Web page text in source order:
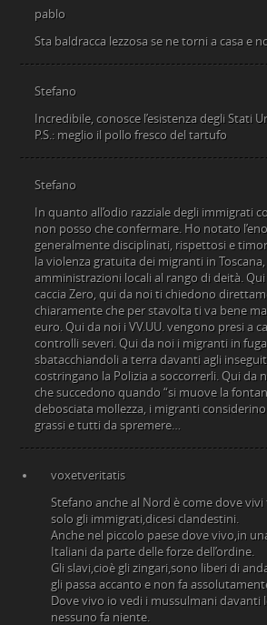
pablo
Sta baldracca lezzosa se ne torni a casa e
Stefano
Incredibile, conosce l’esistenza degli Stati
P.S.: meglio il pollo fresco del tartufo
Stefano
In quanto all’odio razziale degli immigrati
non posso che confermare. Ho notato
generalmente disciplinati, rispettosi e
la violenza gratuita dei migranti in
amministrazioni locali al rango di deità.
caccia Zero, qui da noi ti chiedono
chiaramente che per stavolta ti va bene
euro. Qui da noi i VV.UU. vengono presi a
controlli severi. Qui da noi i migranti in
sbatacchiandoli a terra davanti agli
costringano la Polizia a soccorrerli. Qui da
che succedono quando “si muove la
debosciata mollezza, i migranti
grassi e tutti da spremere…
voxetveritatis
Stefano anche al Nord è come dove
solo gli immigrati,dicesi clandestini.
Anche nel piccolo paese dove vivo,in
Italiani da parte delle forze dell’ordine.
Gli slavi,cioè gli zingari,sono liberi di
gli passa accanto e non fa
Dove vivo io vedi i mussulmani davanti
nessuno fa niente.